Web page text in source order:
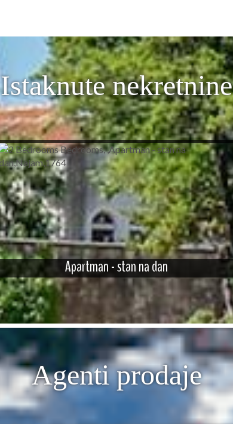
Istaknute nekretnine
Apartman - stan na dan
Agenti prodaje